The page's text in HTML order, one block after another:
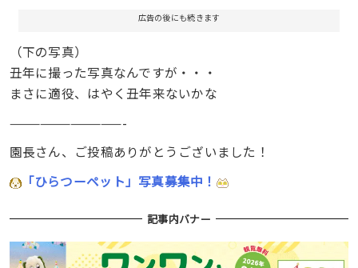
広告の後にも続きます
（下の写真）
丑年に撮った写真なんですが・・・
まさに適役、はやく丑年来ないかな
———————————-
園長さん、ご投稿ありがとうございました！
「ひらつーペット」写真募集中！
記事内バナー